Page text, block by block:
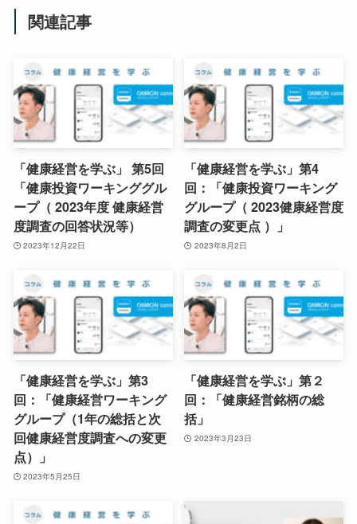
関連記事
「健康経営を学ぶ」 第5回
「健康投資ワーキンググル
ープ（ 2023年度 健康経営
度調査の回答状況等）
2023年12月22日
「健康経営を学ぶ」第4
回：「健康投資ワーキング
グループ（ 2023健康経営度
調査の変更点 ）」
2023年8月2日
「健康経営を学ぶ」第3
回：「健康経営ワーキング
グループ（1年の総括と次
回健康経営度調査への変更
点）」
2023年5月25日
「健康経営を学ぶ」第２
回：「健康経営銘柄の総
括」
2023年3月23日